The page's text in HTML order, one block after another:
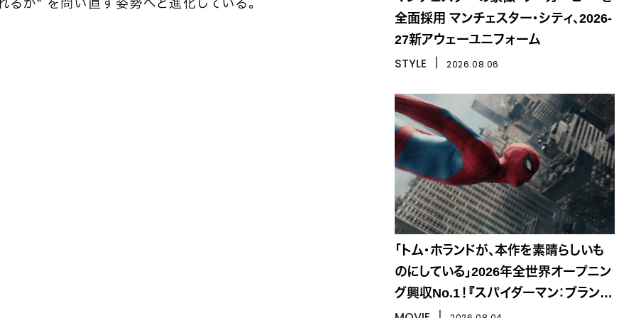
るか” を問い直す姿勢へと進化している。
全面採用 マンチェスター・シティ、2026-
27新アウェーユニフォーム
STYLE 2026.08.06
「トム・ホランドが、本作を素晴らしいも
のにしている」2026年全世界オープニン
グ興収No.1！『スパイダーマン：ブラン
ド・ニュー・デイ』